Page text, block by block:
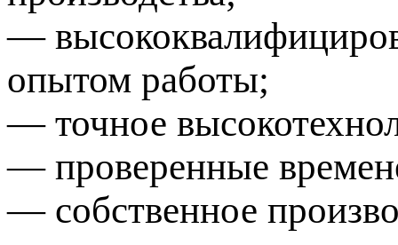
—
опытом работы;
— точное
— проверенные
— собственное